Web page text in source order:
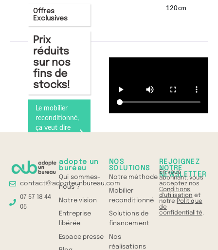
Longueur 120cm
Offres
Exclusives
Prix
réduits
sur nos
fins de
stocks!
Le mobilier
reconditionné,
ça veut dire
tout en 1 min
contact@adopteunbureau.com
07 57 18 44
05
adopte un
bureau
Qui sommes-
nous ?
Notre vision
Entreprise
libérée
Espace presse
NOS
SOLUTIONS
Notre méthode
Mobilier
reconditionné
Solutions de
financement
Nos
réalisations
REJOIGNEZ
NOTRE
NEWSLETTER
En vous
abonnant, vous
acceptez nos
Conditions
d'utilisation et
notre Politique
de
confidentialité.